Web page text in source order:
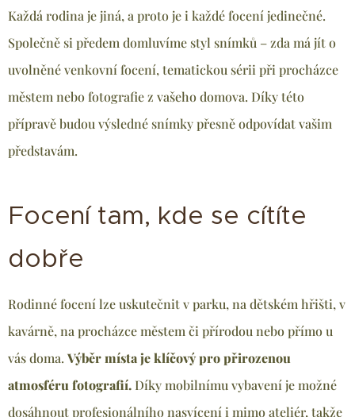
Každá rodina je jiná, a proto je i každé focení jedinečné.
Společně si předem domluvíme styl snímků – zda má jít o
uvolněné venkovní focení, tematickou sérii při procházce
městem nebo fotografie z vašeho domova. Díky této
přípravě budou výsledné snímky přesně odpovídat vašim
představám.
Focení tam, kde se cítíte
dobře
Rodinné focení lze uskutečnit v parku, na dětském hřišti, v
kavárně, na procházce městem či přírodou nebo přímo u
vás doma. Výběr místa je klíčový pro přirozenou
atmosféru fotografií.Díky mobilnímu vybavení je možné
dosáhnout profesionálního nasvícení i mimo ateliér, takže